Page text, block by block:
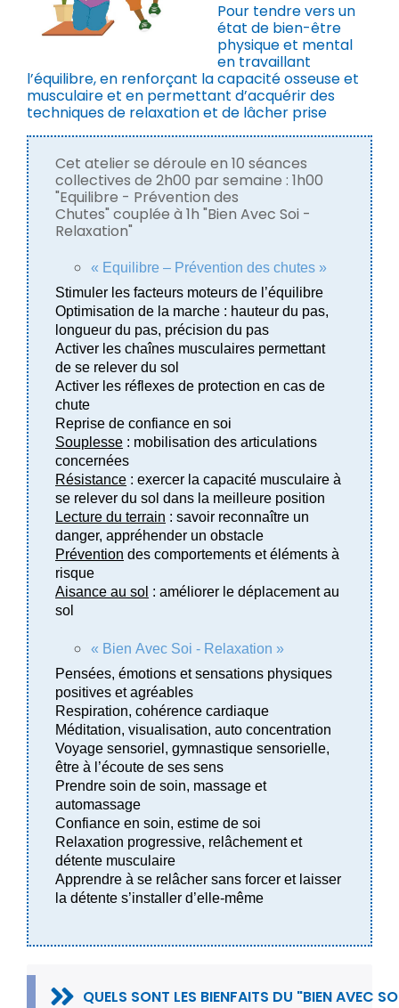
Pour tendre vers un
état de bien-être
physique et mental
en travaillant
l’équilibre, en renforçant la capacité osseuse et
musculaire et en permettant d’acquérir des
techniques de relaxation et de lâcher prise
Cet atelier se déroule en 10 séances
collectives de 2h00 par semaine : 1h00
"Equilibre - Prévention des
Chutes" couplée à 1h "Bien Avec Soi -
Relaxation"
« Equilibre – Prévention des chutes »
Stimuler les facteurs moteurs de l’équilibre
Optimisation de la marche : hauteur du pas,
longueur du pas, précision du pas
Activer les chaînes musculaires permettant
de se relever du sol
Activer les réflexes de protection en cas de
chute
Reprise de confiance en soi
Souplesse : mobilisation des articulations
concernées
Résistance : exercer la capacité musculaire à
se relever du sol dans la meilleure position
Lecture du terrain : savoir reconnaître un
danger, appréhender un obstacle
Prévention des comportements et éléments à
risque
Aisance au sol : améliorer le déplacement au
sol
« Bien Avec Soi - Relaxation »
Pensées, émotions et sensations physiques
positives et agréables
Respiration, cohérence cardiaque
Méditation, visualisation, auto concentration
Voyage sensoriel, gymnastique sensorielle,
être à l’écoute de ses sens
Prendre soin de soin, massage et
automassage
Confiance en soin, estime de soi
Relaxation progressive, relâchement et
détente musculaire
Apprendre à se relâcher sans forcer et laisser
la détente s’installer d’elle-même
QUELS SONT LES BIENFAITS DU "BIEN AVEC